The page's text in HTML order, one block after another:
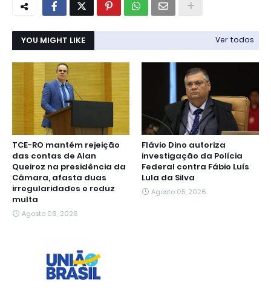
YOU MIGHT LIKE Ver todos
TCE-RO mantém rejeição
das contas de Alan
Queiroz na presidência da
Câmara, afasta duas
irregularidades e reduz
multa
Agosto 06, 2026
Flávio Dino autoriza
investigação da Polícia
Federal contra Fábio Luís
Lula da Silva
Agosto 05, 2026